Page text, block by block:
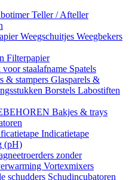
Teller / Afteller
Weegschuitjes Weegbekers
Filterpapier
voor staalafname Spatels
& stampers Glasparels &
Borstels Labostiften
Bakjes & trays
Indicatietape
(pH)
zonder
Vortexmixers
schudders Schudincubatoren